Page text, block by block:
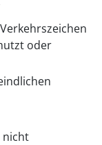
oder
nicht